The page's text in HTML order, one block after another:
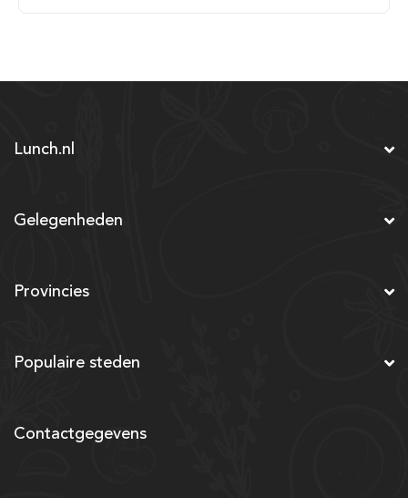
Lunch.nl
Gelegenheden
Provincies
Populaire steden
Contactgegevens